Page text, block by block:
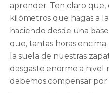
aprender. Ten claro que,
kilómetros que hagas a
haciendo desde una
que, tantas horas encima
la suela de nuestras
desgaste enorme a
debemos compensar por